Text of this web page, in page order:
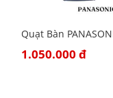
1.050.000 đ